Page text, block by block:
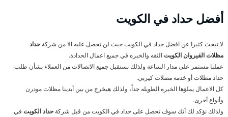
أفضل حداد في الكويت
لا تبحث كثيرا عن افضل حداد في الكويت حيث لن تحصل عليه الا من شركة حداد
مظلات القيروان الكويتالثقه والخبره في جميع اعمال الحدادة.
عملنا مستمر على مدار الساعة ولذلك نستقبل جميع الاتصالات من العملاء بشأن طلب
حداد مظلات أو خدمة مضلات كيربي.
كل الاعمال يملؤها الخبره الطويله جداً، ولذلك هيخرج من بين أيدينا مظلات مودرن
وأنواع أخرى.
ولذلك نؤكد لك أنك سوف تحصل على حداد في الكويت من قبل شركة حداد الكويت في